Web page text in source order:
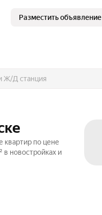
Разместить объявление
квартир по цене
новостройках и